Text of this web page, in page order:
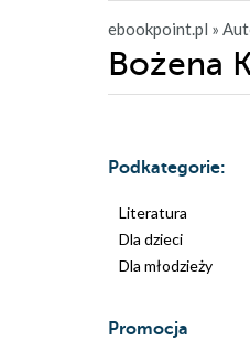
ebookpoint.pl »
Bożena
Podkategorie:
Literatura
Dla dzieci
Dla młodzieży
Promocja